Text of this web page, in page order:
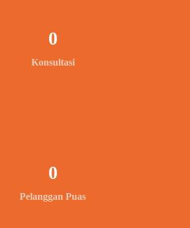
Konsultasi
0
Pelanggan Puas
0